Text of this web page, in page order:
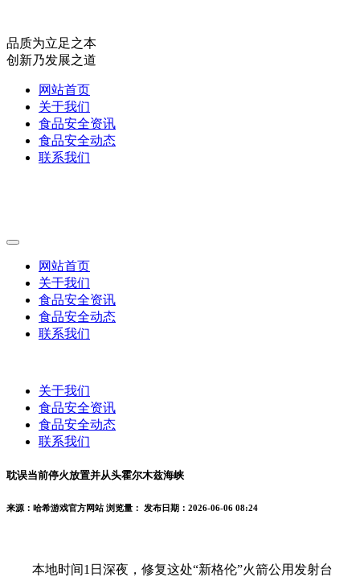
品质为立足之本
创新乃发展之道
网站首页
关于我们
食品安全资讯
食品安全动态
联系我们
网站首页
关于我们
食品安全资讯
食品安全动态
联系我们
关于我们
食品安全资讯
食品安全动态
联系我们
耽误当前停火放置并从头霍尔木兹海峡
来源：哈希游戏官方网站 浏览量： 发布日期：2026-06-06 08:24
本地时间1日深夜，修复这处“新格伦”火箭公用发射台